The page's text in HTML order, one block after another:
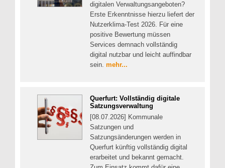
digitalen Verwaltungsangeboten?
Erste Erkenntnisse hierzu liefert der
Nutzerklima-Test 2026. Für eine
positive Bewertung müssen
Services demnach vollständig
digital nutzbar und leicht auffindbar
sein. mehr...
Querfurt: Vollständig digitale
Satzungsverwaltung
[08.07.2026] Kommunale
Satzungen und
Satzungsänderungen werden in
Querfurt künftig vollständig digital
erarbeitet und bekannt gemacht.